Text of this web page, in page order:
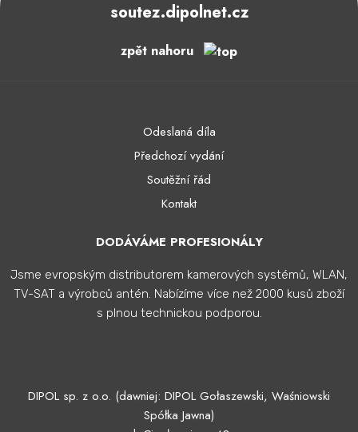
soutez.dipolnet.cz
zpět nahoru
Odeslaná díla
Předchozí vydání
Soutěžní řád
Kontakt
DODÁVÁME PROFESIONÁLY
Jsme evropským distributorem kamerových systémů, WLAN,
TV-SAT a výrobců antén. Nabízíme více než 2000 kusů zboží
s plnou technickou podporou.
DIPOL sp. z o.o. (dawniej: DIPOL Gołaszewski, Waśniowski
Spółka Jawna)